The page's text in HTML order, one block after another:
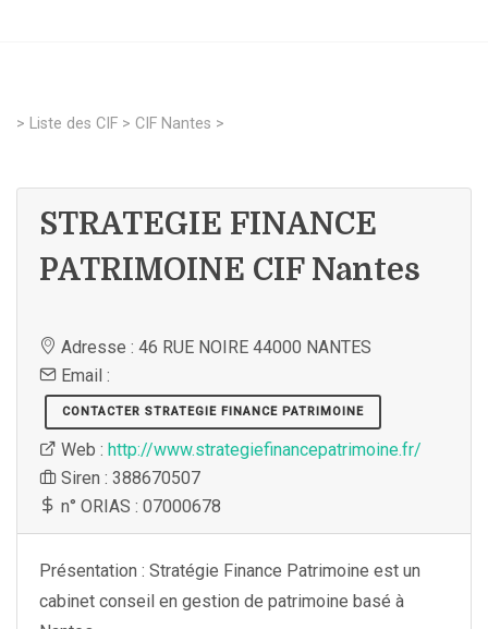
> Liste des CIF > CIF Nantes >
STRATEGIE FINANCE
PATRIMOINE CIF Nantes
Adresse : 46 RUE NOIRE 44000 NANTES
Email :
CONTACTER STRATEGIE FINANCE PATRIMOINE
Web : http://www.strategiefinancepatrimoine.fr/
Siren : 388670507
n° ORIAS : 07000678
Présentation : Stratégie Finance Patrimoine est un
cabinet conseil en gestion de patrimoine basé à